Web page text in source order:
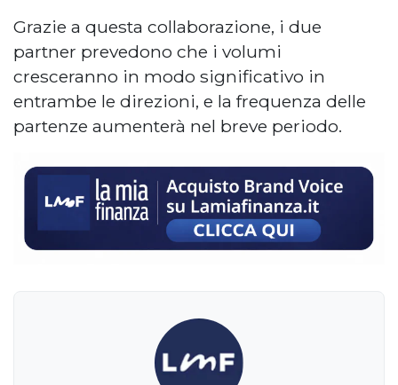
Grazie a questa collaborazione, i due
partner prevedono che i volumi
cresceranno in modo significativo in
entrambe le direzioni, e la frequenza delle
partenze aumenterà nel breve periodo.